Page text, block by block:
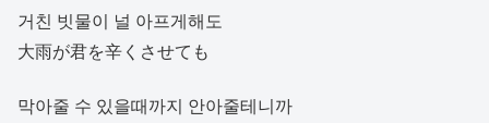
거친 빗물이 널 아프게해도
大雨が君を辛くさせても
막아줄 수 있을때까지 안아줄테니까